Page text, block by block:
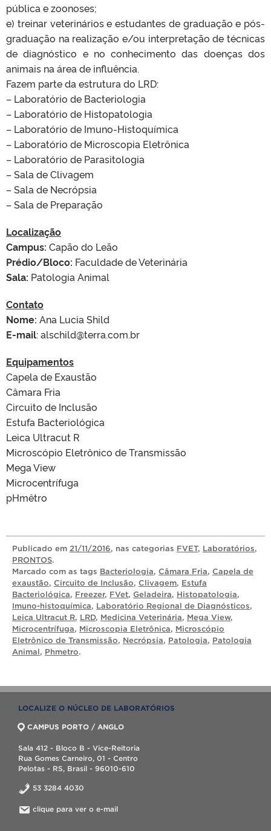
pública e zoonoses;
e) treinar veterinários e estudantes de graduação e pós-
graduação na realização e/ou interpretação de técnicas
de diagnóstico e no conhecimento das doenças dos
animais na área de influência.
Fazem parte da estrutura do LRD:
– Laboratório de Bacteriologia
– Laboratório de Histopatologia
– Laboratório de Imuno-Histoquímica
– Laboratório de Microscopia Eletrônica
– Laboratório de Parasitologia
– Sala de Clivagem
– Sala de Necrópsia
– Sala de Preparação
Localização
Campus: Capão do Leão
Prédio/Bloco: Faculdade de Veterinária
Sala: Patologia Animal
Contato
Nome: Ana Lucia Shild
E-mail: alschild@terra.com.br
Equipamentos
Capela de Exaustão
Câmara Fria
Circuito de Inclusão
Estufa Bacteriológica
Leica Ultracut R
Microscópio Eletrônico de Transmissão
Mega View
Microcentrífuga
pHmêtro
Publicado em 21/11/2016, nas categorias FVET, Laboratórios,
PRONTOS.
Marcado com as tags Bacteriologia, Câmara Fria, Capela de
exaustão, Circuito de Inclusão, Clivagem, Estufa
Bacteriológica, Freezer, FVet, Geladeira, Histopatologia,
Imuno-histoquímica, Laboratório Regional de Diagnósticos,
Leica Ultracut R, LRD, Medicina Veterinária, Mega View,
Microcentrífuga, Microscopia Eletrônica, Microscópio
Eletrônico de Transmissão, Necrópsia, Patologia, Patologia
Animal, Phmetro.
LOCALIZE O NÚCLEO DE LABORATÓRIOS
CAMPUS PORTO / ANGLO
Sala 412 - Bloco B - Vice-Reitoria
Rua Gomes Carneiro, 01 - Centro
Pelotas - RS, Brasil - 96010-610
53 3284 4030
clique para ver o e-mail